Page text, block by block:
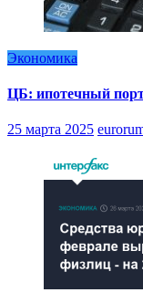
Экономика
ЦБ: ипотечный
25 марта 2025